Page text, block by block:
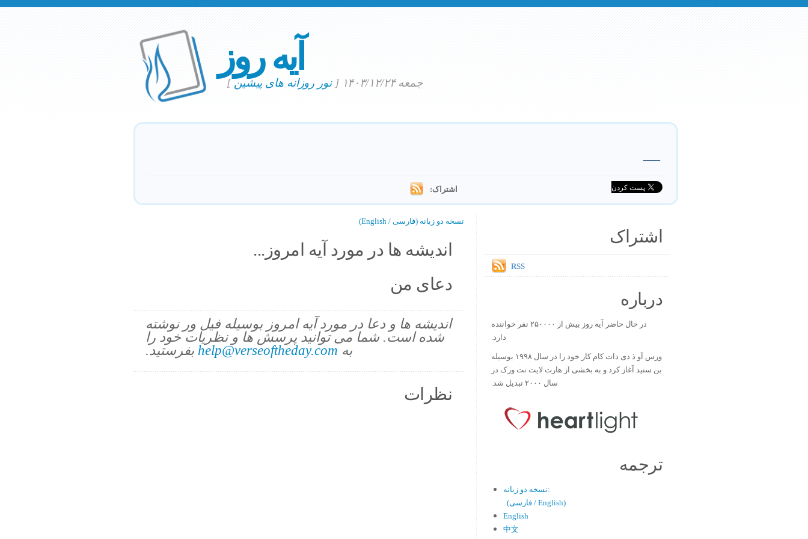
آیه روز
جمعه ۱۴۰۳/۱۲/۲۴ [نور روزانه های پیشین]
—
اشتراک:
نسخه دو زبانه (فارسی / English)
اندیشه ها در مورد آیه امروز...
دعای من
اندیشه ها و دعا در مورد آیه امروز بوسیله فیل ور نوشته
شده است. شما می توانید پرسش ها و نظریات خود را
بهhelp@verseoftheday.com بفرستید.
نظرات
اشتراک
RSS
درباره
در حال حاضر آیه روز بیش از ۲۵۰۰۰۰ نفر خواننده
دارد.
ورس آو ذ دی دات کام کار خود را در سال ۱۹۹۸ بوسیله
بن ستید آغاز کرد و به بخشی از هارت لایت نت ورک در
سال ۲۰۰۰ تبدیل شد.
ترجمه
نسخه دو زبانه:
(فارسی / English)
English
中文